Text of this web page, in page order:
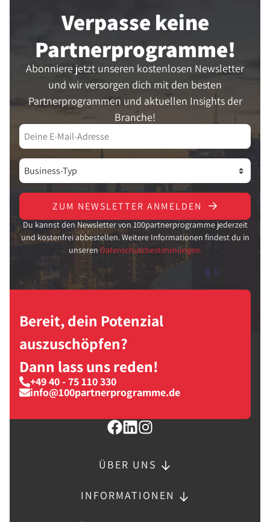
Verpasse keine
Partner­programme!
Abonniere jetzt unseren kostenlosen Newsletter
und wir versorgen dich mit den besten
Partnerprogrammen und aktuellen Insights der
Branche!
ZUM NEWSLETTER ANMELDEN
Du kannst den Newsletter von 100partnerprogramme jederzeit
und kostenfrei abbestellen. Weitere Informationen findest du in
unseren Datenschutzbestimmungen.
Bereit, dein Potenzial
auszuschöpfen?
Dann lass uns reden!
+49 40 - 75 110 330
info@100partnerprogramme.de
ÜBER UNS
INFORMATIONEN